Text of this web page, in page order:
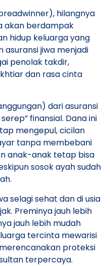
hilangnya
akan berdampak
hidup keluarga yang
asuransi jiwa menjadi
penolak takdir,
dan rasa cinta
dari asuransi
finansial. Dana ini
mengepul, cicilan
tanpa membebani
anak-anak tetap bisa
sosok ayah sudah
selagi sehat dan di usia
Preminya jauh lebih
jauh lebih mudah
tercinta mewarisi
proteksi
terpercaya.